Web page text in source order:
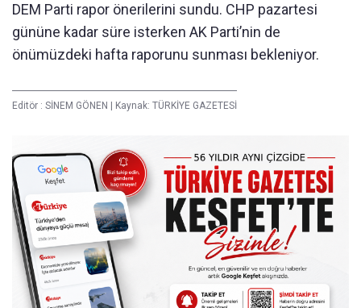
DEM Parti rapor önerilerini sundu. CHP pazartesi
gününe kadar süre isterken AK Parti’nin de
önümüzdeki hafta raporunu sunması bekleniyor.
Editör : SİNEM GÖNEN Kaynak: TÜRKİYE GAZETESİ